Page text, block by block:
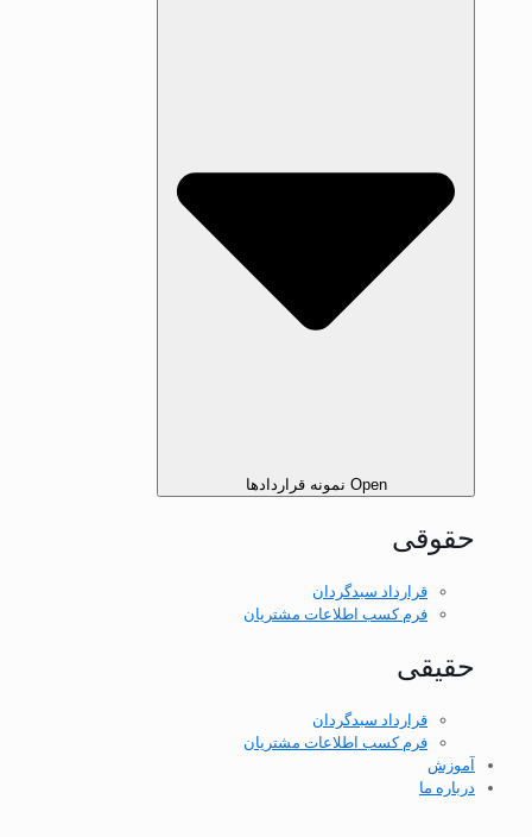
Open نمونه قرارداد‌ها
حقوقی
قرارداد سبدگردان
فرم كسب اطلاعات مشتريان
حقیقی
قرارداد سبدگردان
فرم كسب اطلاعات مشتريان
آموزش
درباره ما